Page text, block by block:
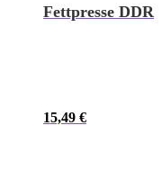
Fettpresse DDR
15,49 €